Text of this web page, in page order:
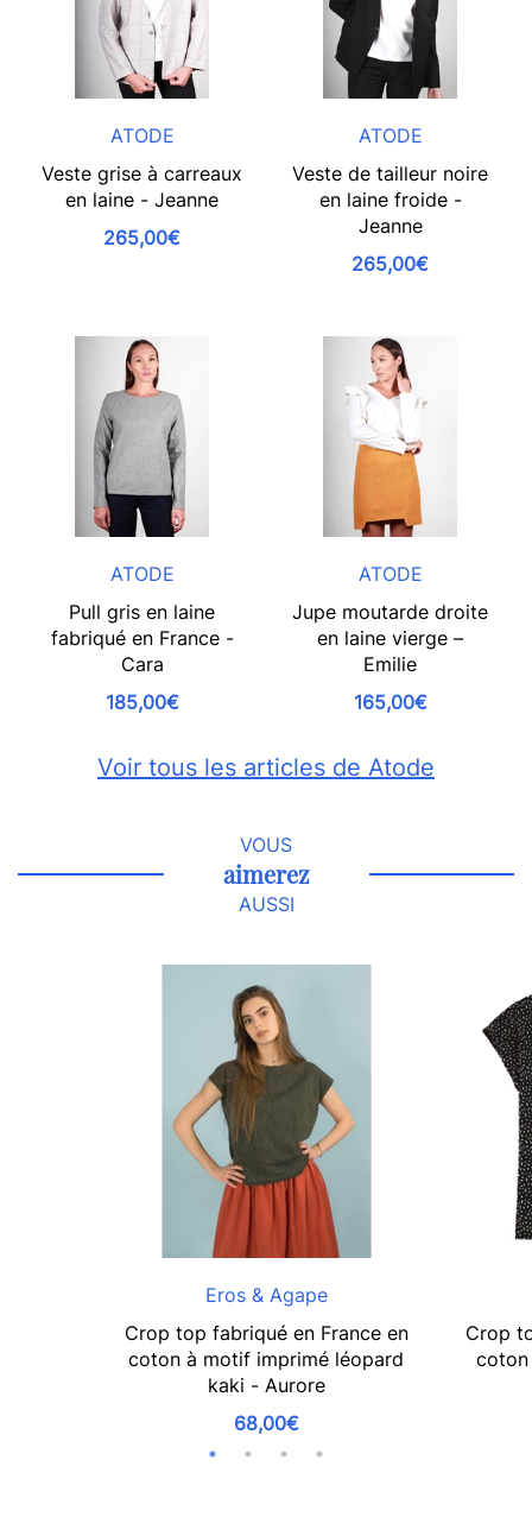
ATODE
Veste grise à carreaux
en laine - Jeanne
265,00€
ATODE
Veste de tailleur noire
en laine froide -
Jeanne
265,00€
ATODE
Pull gris en laine
fabriqué en France -
Cara
185,00€
ATODE
Jupe moutarde droite
en laine vierge –
Emilie
165,00€
Voir tous les articles de Atode
VOUS
aimerez
AUSSI
Eros & Agape
Crop top fabriqué en France en
coton à motif imprimé léopard
kaki - Aurore
68,00€
Crop